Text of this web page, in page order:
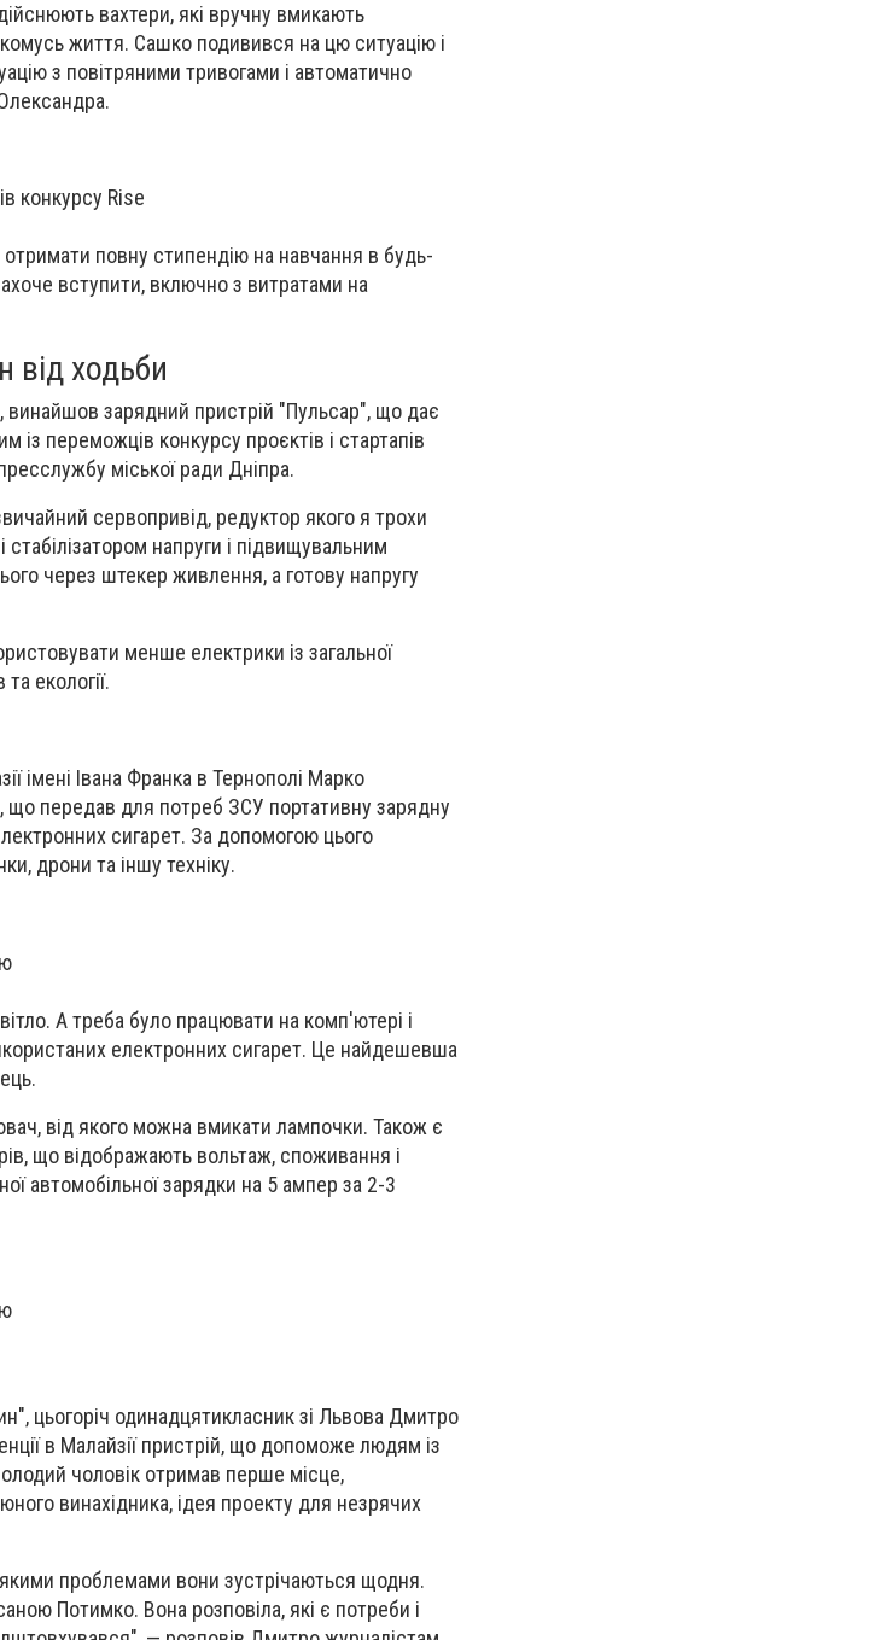
вахтери, які вручну вмикають
життя. Сашко подивився на цю ситуацію і
з повітряними тривогами і автоматично
конкурсу Rise
повну стипендію на навчання в будь-
вступити, включно з витратами на
від ходьби
зарядний пристрій "Пульсар", що дає
із переможців конкурсу проєктів і стартапів
міської ради Дніпра.
сервопривід, редуктор якого я трохи
напруги і підвищувальним
через штекер живлення, а готову напругу
менше електрики із загальної
екології.
імені Івана Франка в Тернополі Марко
що передав для потреб ЗСУ портативну зарядну
сигарет. За допомогою цього
дрони та іншу техніку.
А треба було працювати на комп'ютері і
електронних сигарет. Це найдешевша
від якого можна вмикати лампочки. Також є
що відображають вольтаж, споживання і
автомобільної зарядки на 5 ампер за 2-3
цьогоріч одинадцятикласник зі Львова Дмитро
в Малайзії пристрій, що допоможе людям із
чоловік отримав перше місце,
винахідника, ідея проекту для незрячих
проблемами вони зустрічаються щодня.
Потимко. Вона розповіла, які є потреби і